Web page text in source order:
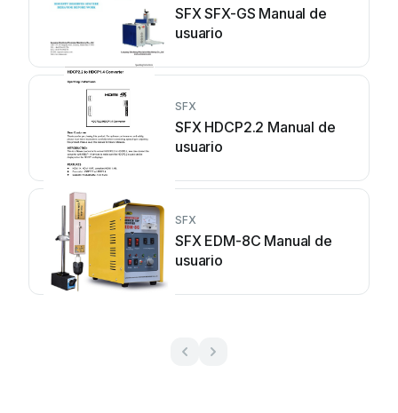
SFX SFX-GS Manual de
usuario
SFX
SFX HDCP2.2 Manual de
usuario
SFX
SFX EDM-8C Manual de
usuario